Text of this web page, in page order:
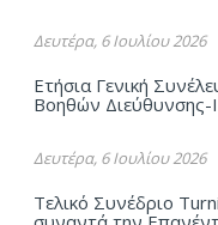
Δευτέρα, 6 Ιουλίου 2026
Ετήσια Γενική
Βοηθών
Δευτέρα, 6 Ιουλίου 2026
Τελικό Συνέδριο